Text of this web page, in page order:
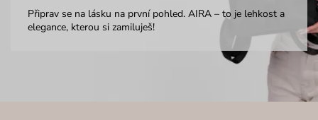
Připrav se na lásku na první pohled. AIRA – to je lehkost a
elegance, kterou si zamiluješ!